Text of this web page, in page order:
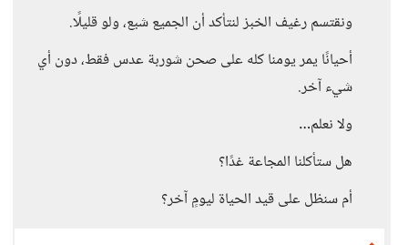
ونقتسم رغيف الخبز لنتأكد أن الجميع شبع، ولو قليلًا.
أحيانًا يمر يومنا كله على صحن شوربة عدس فقط، دون أي
شيء آخر.
ولا نعلم…
هل ستأكلنا المجاعة غدًا؟
أم سنظل على قيد الحياة ليومٍ آخر؟